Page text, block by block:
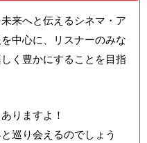
来へと伝えるシネマ・ア
中心に、リスナーのみな
く豊かにすることを目指
りますよ！
巡り会えるのでしょう